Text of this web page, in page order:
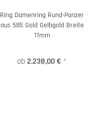
Ring Damenring Rund-Panzer
aus 585 Gold Gelbgold Breite
11mm
ab 2.238,00 € *